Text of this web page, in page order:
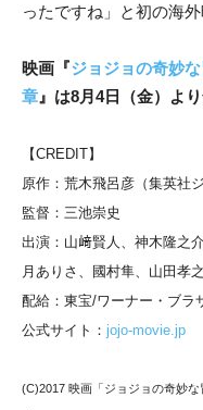
ったですね」と初の海
映画『ジョジョの奇妙
章 』は8月4日（金）よ
【CREDIT】
原作：荒木飛呂彦（集英社
監督：三池崇史
出演：山﨑賢人、神木隆之
月ありさ、國村隼、山田孝
配給：東宝/ワーナー・ブラ
公式サイト： jojo-movie.jp
(C)2017 映画「ジョジョの奇妙